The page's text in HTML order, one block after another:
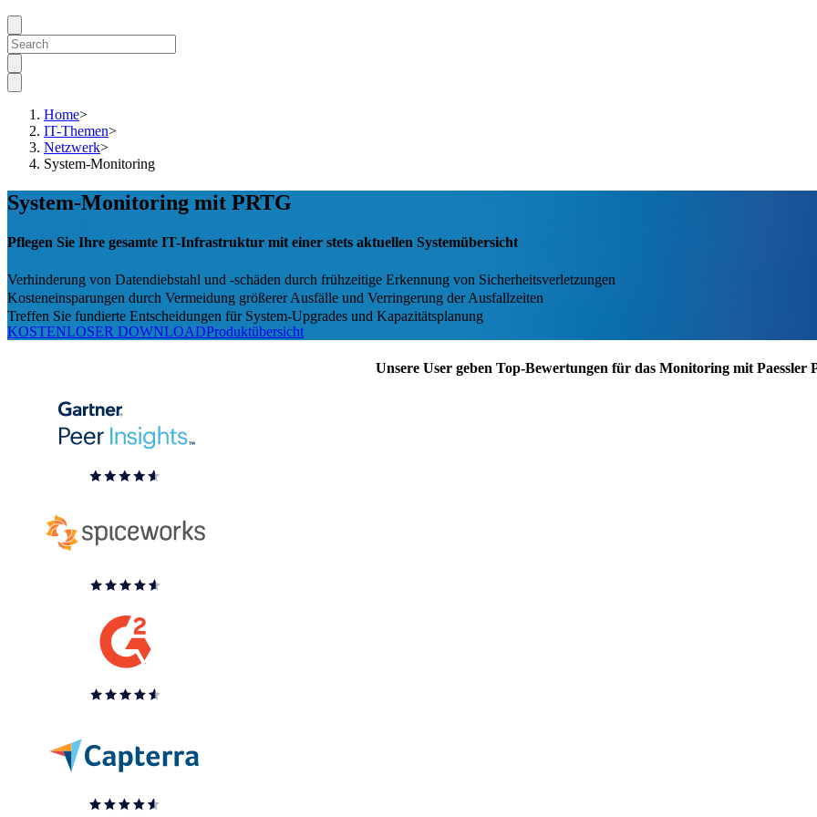
Home>
IT-Themen>
Netzwerk>
System-Monitoring
System-Monitoring mit PRTG
Pflegen Sie Ihre gesamte IT-Infrastruktur mit einer stets aktuellen Systemübersicht
Verhinderung von Datendiebstahl und -schäden durch frühzeitige Erkennung von Sicherheitsverletzungen
Kosteneinsparungen durch Vermeidung größerer Ausfälle und Verringerung der Ausfallzeiten
Treffen Sie fundierte Entscheidungen für System-Upgrades und Kapazitätsplanung
KOSTENLOSER DOWNLOADProduktübersicht
Unsere User geben Top-Bewertungen für das Monitoring mit Paessler